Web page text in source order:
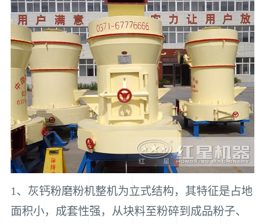
1、灰钙粉磨粉机整机为立式结构，其特征是占地
面积小，成套性强，从块料至粉碎到成品粉子、